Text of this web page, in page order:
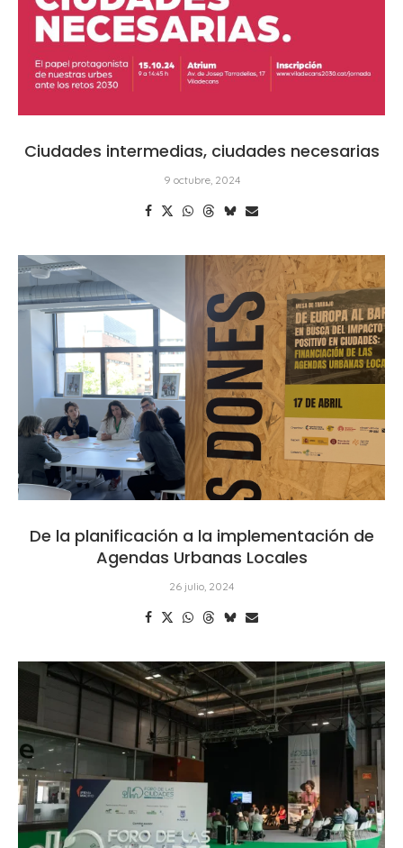
Ciudades intermedias, ciudades necesarias
9 octubre, 2024
De la planificación a la implementación de
Agendas Urbanas Locales
26 julio, 2024